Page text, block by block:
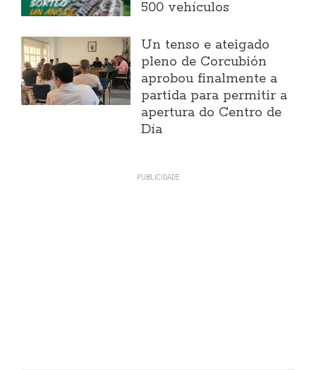
500 vehículos
Un tenso e ateigado
pleno de Corcubión
aprobou finalmente a
partida para permitir a
apertura do Centro de
Día